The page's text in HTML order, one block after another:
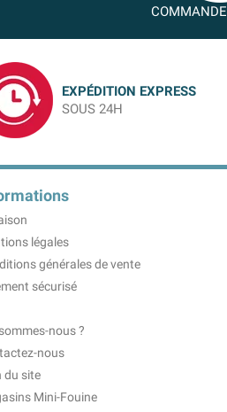
COMMANDE
EXPÉDITION EXPRESS
SOUS 24H
légales
générales de vente
sécurisé
nous ?
nous
du site
Mini-Fouine